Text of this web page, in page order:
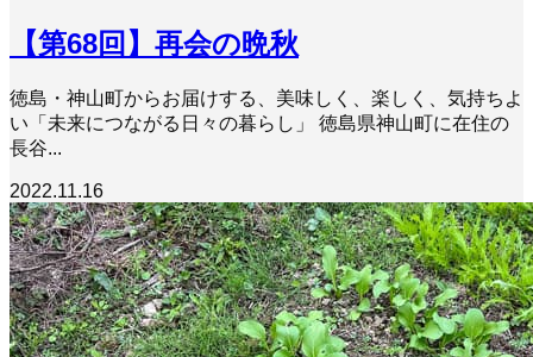
【第68回】再会の晩秋
徳島・神山町からお届けする、美味しく、楽しく、気持ちよ
い「未来につながる日々の暮らし」 徳島県神山町に在住の
長谷...
2022.11.16